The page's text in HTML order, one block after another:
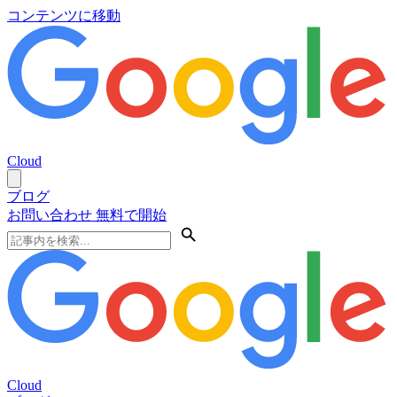
コンテンツに移動
Cloud
ブログ
お問い合わせ 無料で開始
Cloud